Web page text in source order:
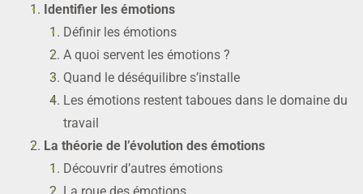
Identifier les émotions
Définir les émotions
A quoi servent les émotions ?
Quand le déséquilibre s’installe
Les émotions restent taboues dans le domaine du
travail
La théorie de l’évolution des émotions
Découvrir d’autres émotions
La roue des émotions